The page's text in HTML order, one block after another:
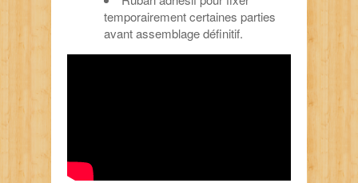
temporairement certaines parties
avant assemblage définitif.